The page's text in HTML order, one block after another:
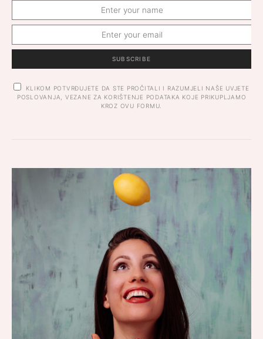
SUBSCRIBE
KLIKOM POTVRĐUJETE DA STE PROČITALI I RAZUMJELI NAŠE UVJETE
POSLOVANJA, VEZANE ZA KORIŠTENJE PODATAKA KOJE PRIKUPLJAMO
KROZ OVU FORMU.